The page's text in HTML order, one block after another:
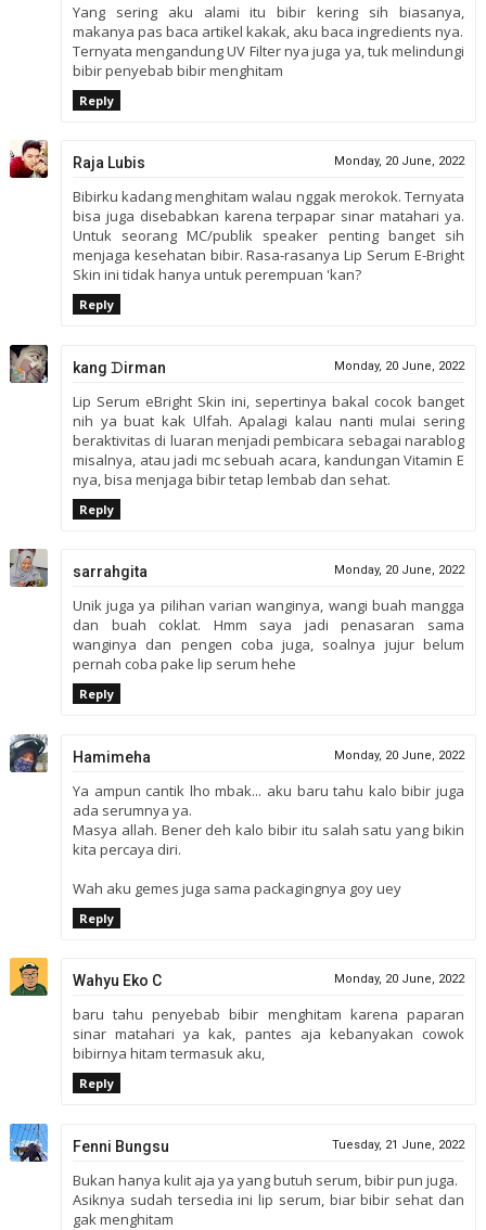
Yang sering aku alami itu bibir kering sih biasanya,
makanya pas baca artikel kakak, aku baca ingredients nya.
Ternyata mengandung UV Filter nya juga ya, tuk melindungi
bibir penyebab bibir menghitam
Reply
Raja Lubis Monday, 20 June, 2022
Bibirku kadang menghitam walau nggak merokok. Ternyata
bisa juga disebabkan karena terpapar sinar matahari ya.
Untuk seorang MC/publik speaker penting banget sih
menjaga kesehatan bibir. Rasa-rasanya Lip Serum E-Bright
Skin ini tidak hanya untuk perempuan 'kan?
Reply
kang ᗪirman Monday, 20 June, 2022
Lip Serum eBright Skin ini, sepertinya bakal cocok banget
nih ya buat kak Ulfah. Apalagi kalau nanti mulai sering
beraktivitas di luaran menjadi pembicara sebagai narablog
misalnya, atau jadi mc sebuah acara, kandungan Vitamin E
nya, bisa menjaga bibir tetap lembab dan sehat.
Reply
sarrahgita Monday, 20 June, 2022
Unik juga ya pilihan varian wanginya, wangi buah mangga
dan buah coklat. Hmm saya jadi penasaran sama
wanginya dan pengen coba juga, soalnya jujur belum
pernah coba pake lip serum hehe
Reply
Hamimeha Monday, 20 June, 2022
Ya ampun cantik lho mbak... aku baru tahu kalo bibir juga
ada serumnya ya.
Masya allah. Bener deh kalo bibir itu salah satu yang bikin
kita percaya diri.
Wah aku gemes juga sama packagingnya goy uey
Reply
Wahyu Eko C Monday, 20 June, 2022
baru tahu penyebab bibir menghitam karena paparan
sinar matahari ya kak, pantes aja kebanyakan cowok
bibirnya hitam termasuk aku,
Reply
Fenni Bungsu Tuesday, 21 June, 2022
Bukan hanya kulit aja ya yang butuh serum, bibir pun juga.
Asiknya sudah tersedia ini lip serum, biar bibir sehat dan
gak menghitam